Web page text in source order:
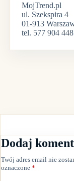
MojTrend.pl
ul. Szekspira 4
01-913
tel. 577 904 448
Dodaj
Twój adres email nie
oznaczone *